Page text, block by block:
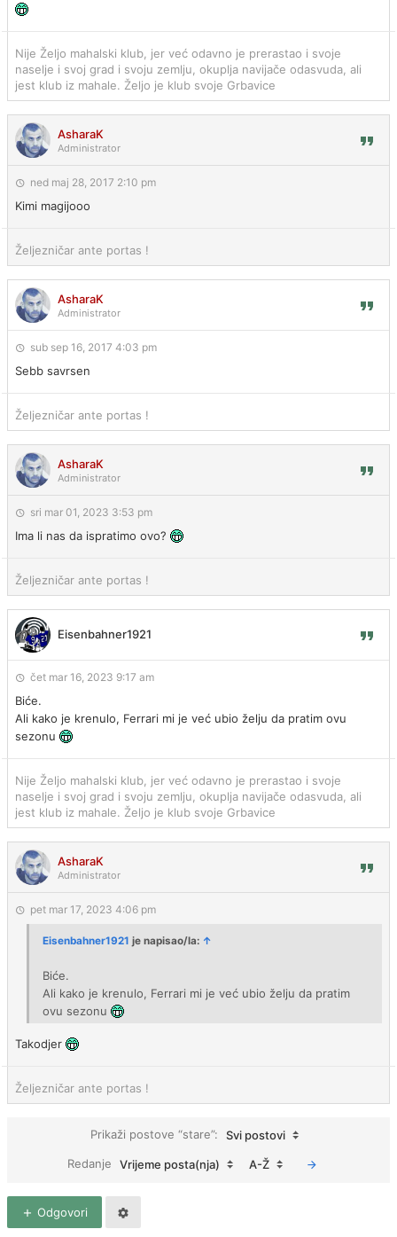
Nije Željo mahalski klub, jer već odavno je prerastao i svoje
naselje i svoj grad i svoju zemlju, okuplja navijače odasvuda, ali
jest klub iz mahale. Željo je klub svoje Grbavice
AsharaK
Administrator
ned maj 28, 2017 2:10 pm
Kimi magijooo
Željezničar ante portas !
AsharaK
Administrator
sub sep 16, 2017 4:03 pm
Sebb savrsen
Željezničar ante portas !
AsharaK
Administrator
sri mar 01, 2023 3:53 pm
Ima li nas da ispratimo ovo?
Željezničar ante portas !
Eisenbahner1921
čet mar 16, 2023 9:17 am
Biće.
Ali kako je krenulo, Ferrari mi je već ubio želju da pratim ovu
sezonu
Nije Željo mahalski klub, jer već odavno je prerastao i svoje
naselje i svoj grad i svoju zemlju, okuplja navijače odasvuda, ali
jest klub iz mahale. Željo je klub svoje Grbavice
AsharaK
Administrator
pet mar 17, 2023 4:06 pm
Eisenbahner1921 je napisao/la: ↑
Biće.
Ali kako je krenulo, Ferrari mi je već ubio želju da pratim
ovu sezonu
Takodjer
Željezničar ante portas !
Prikaži postove “stare”:
Svi postovi
Redanje
Vrijeme posta(nja) A-Ž
Odgovori